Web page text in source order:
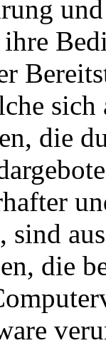
sich
die
die